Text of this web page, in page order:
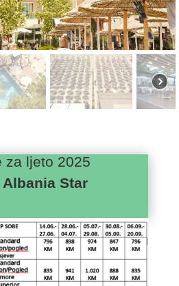
za ljeto 2025
Albania Star